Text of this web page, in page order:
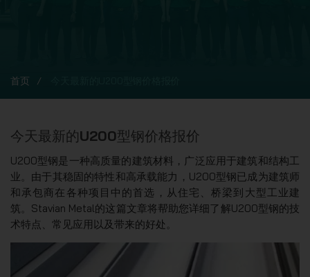
首页
今天最新的U200型钢价格报价
U200型钢是一种高质量的建筑材料，广泛应用于建筑和结构工
业。由于其稳固的特性和高承载能力，U200型钢已成为建筑师
和承包商在各种项目中的首选，从住宅、桥梁到大型工业建
筑。Stavian Metal的这篇文章将帮助您详细了解U200型钢的技
术特点、常见应用以及带来的好处。